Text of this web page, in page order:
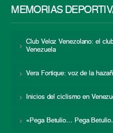
MEMORIAS
Club Veloz Venezolano: el
Venezuela
Vera Fortique: voz de la
Inicios del ciclismo en
«Pega Betulio… Pega